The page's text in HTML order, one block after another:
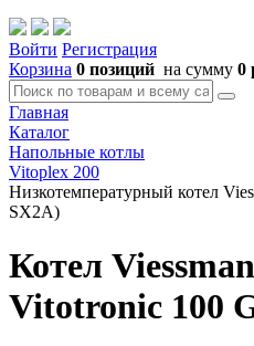
Войти Регистрация
Корзина 0 позиций на сумму 0
Главная
Каталог
Напольные котлы
Vitoplex 200
Низкотемпературный котел
SX2A)
Котел
Vitotronic 100